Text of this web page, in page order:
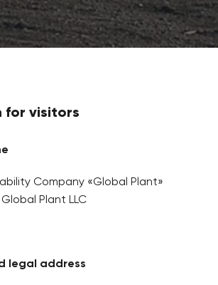
for visitors
Company «Global Plant»
Plant LLC
legal address